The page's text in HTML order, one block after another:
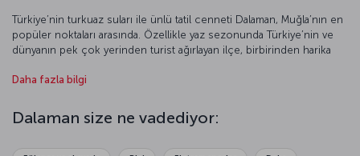
Türkiye’nin turkuaz suları ile ünlü tatil cenneti Dalaman, Muğla’nın en
popüler noktaları arasında. Özellikle yaz sezonunda Türkiye’nin ve
dünyanın pek çok yerinden turist ağırlayan ilçe, birbirinden harika
sarısı kumları, yemyeşil manzaraları da ziyaretçilerine unutulmaz bir
harika noktalardan biri. Ayrıca hem hareketli ve eğlenceli yerler hem
de sessiz ve dingin köşeler sunuyor. Böylelikle Dalaman, eşsiz
Daha fazla bilgi
Dalaman size ne vadediyor: